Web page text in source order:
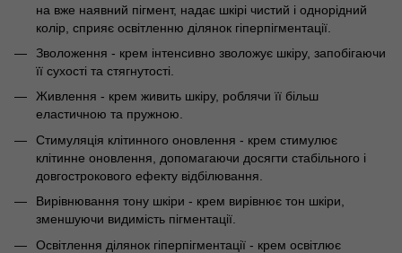
на вже наявний пігмент, надає шкірі чистий і однорідний
колір, сприяє освітленню ділянок гіперпігментації.
Зволоження - крем інтенсивно зволожує шкіру, запобігаючи
її сухості та стягнутості.
Живлення - крем живить шкіру, роблячи її більш
еластичною та пружною.
Стимуляція клітинного оновлення - крем стимулює
клітинне оновлення, допомагаючи досягти стабільного і
довгострокового ефекту відбілювання.
Вирівнювання тону шкіри - крем вирівнює тон шкіри,
зменшуючи видимість пігментації.
Освітлення ділянок гіперпігментації - крем освітлює